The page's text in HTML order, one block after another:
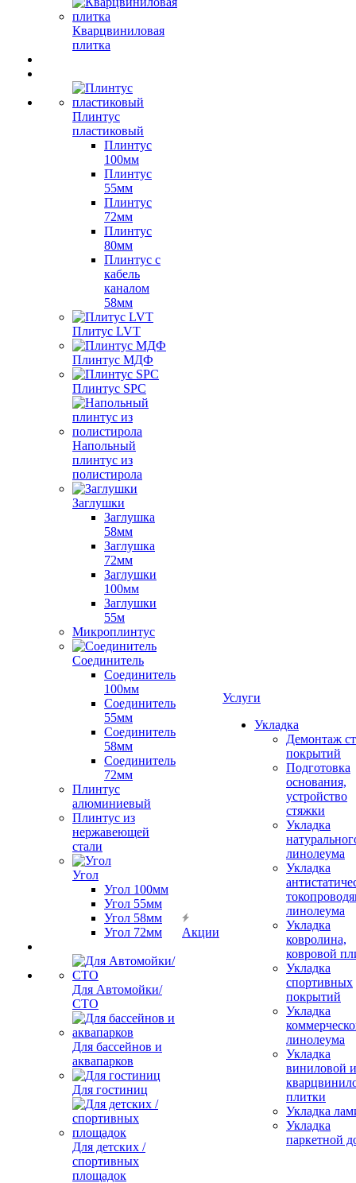
Кварцвиниловая
плитка
Плинтус
пластиковый
Плинтус
100мм
Плинтус
55мм
Плинтус
72мм
Плинтус
80мм
Плинтус с
кабель
каналом
58мм
Плитус LVT
Плинтус МДФ
Плинтус SPC
Напольный
плинтус из
полистирола
Заглушки
Заглушка
58мм
Заглушка
72мм
Заглушки
100мм
Заглушки
55м
Микроплинтус
Соединитель
Соединитель
100мм
Соединитель
55мм
Соединитель
58мм
Соединитель
72мм
Плинтус
алюминиевый
Плинтус из
нержавеющей
стали
Угол
Угол 100мм
Угол 55мм
Угол 58мм
Угол 72мм
Для Автомойки/
СТО
Для бассейнов и
аквапарков
Для гостиниц
Для детских /
спортивных
площадок
Акции
Услуги
Укладка
Демонтаж
покрытий
Подготовка
основания,
устройство
стяжки
Укладка
линолеума
Укладка
линолеума
Укладка
ковролина,
ковровой
Укладка
спортивных
покрытий
Укладка
линолеума
Укладка
виниловой и
плитки
Укладка
Укладка
паркетной